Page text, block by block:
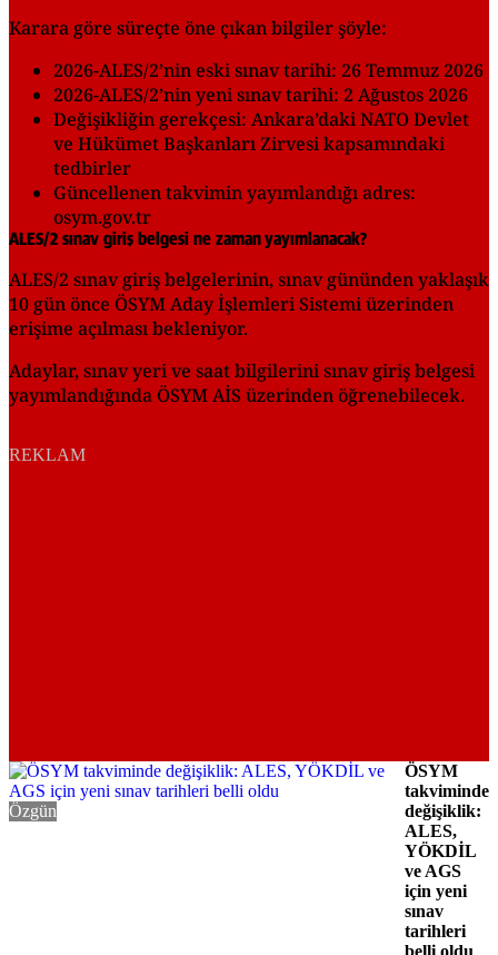
Karara göre süreçte öne çıkan bilgiler şöyle:
2026-ALES/2’nin eski sınav tarihi: 26 Temmuz 2026
2026-ALES/2’nin yeni sınav tarihi: 2 Ağustos 2026
Değişikliğin gerekçesi: Ankara’daki NATO Devlet
ve Hükümet Başkanları Zirvesi kapsamındaki
tedbirler
Güncellenen takvimin yayımlandığı adres:
osym.gov.tr
ALES/2 sınav giriş belgesi ne zaman yayımlanacak?
ALES/2 sınav giriş belgelerinin, sınav gününden yaklaşık
10 gün önce ÖSYM Aday İşlemleri Sistemi üzerinden
erişime açılması bekleniyor.
Adaylar, sınav yeri ve saat bilgilerini sınav giriş belgesi
yayımlandığında ÖSYM AİS üzerinden öğrenebilecek.
REKLAM
Özgün
ÖSYM
takviminde
değişiklik:
ALES,
YÖKDİL
ve AGS
için yeni
sınav
tarihleri
belli oldu